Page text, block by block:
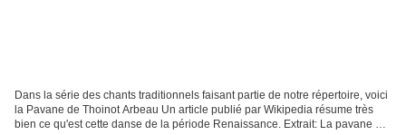
Dans la série des chants traditionnels faisant partie de notre répertoire, voici
la Pavane de Thoinot Arbeau Un article publié par Wikipedia résume très
bien ce qu'est cette danse de la période Renaissance. Extrait: La pavane est